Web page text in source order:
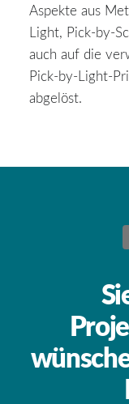
Aspekte aus
Light, Pick-by-
auch auf die
Pick-by-Light-
abgelöst.